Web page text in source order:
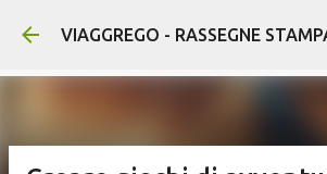
Passa ai contenuti
VIAGGREGO - RASSEGNE